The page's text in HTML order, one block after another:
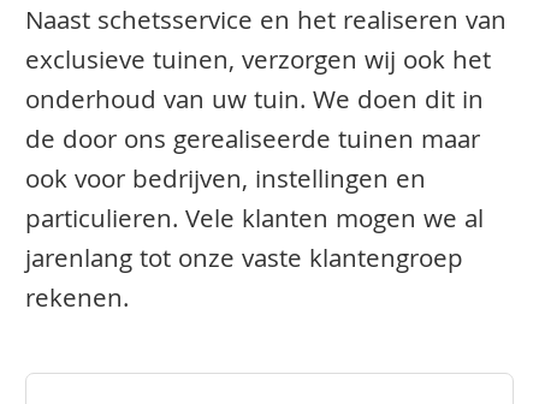
Naast schetsservice en het realiseren van
exclusieve tuinen, verzorgen wij ook het
onderhoud van uw tuin. We doen dit in
de door ons gerealiseerde tuinen maar
ook voor bedrijven, instellingen en
particulieren. Vele klanten mogen we al
jarenlang tot onze vaste klantengroep
rekenen.